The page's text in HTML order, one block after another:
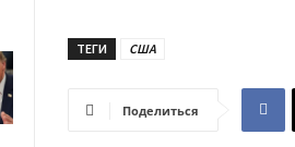
ТЕГИ США
Поделиться